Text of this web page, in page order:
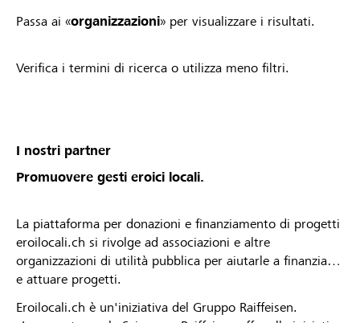
Passa ai «organizzazioni» per visualizzare i risultati.
Verifica i termini di ricerca o utilizza meno filtri.
I nostri partner
Promuovere gesti eroici locali.
La piattaforma per donazioni e finanziamento di progetti
eroilocali.ch si rivolge ad associazioni e altre
organizzazioni di utilità pubblica per aiutarle a finanziare
e attuare progetti.
Eroilocali.ch è un'iniziativa del Gruppo Raiffeisen.